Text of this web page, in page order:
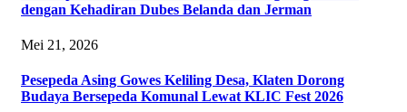
dengan Kehadiran Dubes Belanda dan Jerman
Mei 21, 2026
Pesepeda Asing Gowes Keliling Desa, Klaten Dorong
Budaya Bersepeda Komunal Lewat KLIC Fest 2026